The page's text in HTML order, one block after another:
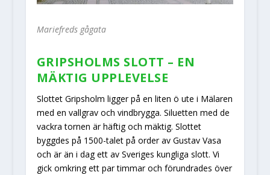
Mariefreds gågata
GRIPSHOLMS SLOTT – EN
MÄKTIG UPPLEVELSE
Slottet Gripsholm ligger på en liten ö ute i Mälaren
med en vallgrav och vindbrygga. Siluetten med de
vackra tornen är häftig och mäktig. Slottet
byggdes på 1500-talet på order av Gustav Vasa
och är än i dag ett av Sveriges kungliga slott. Vi
gick omkring ett par timmar och förundrades över